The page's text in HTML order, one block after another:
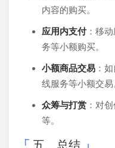
内容的购买。
应用内支付：移
务等小额购买。
小额商品交易 ：
线服务等小额交易
众筹与打赏 ：对
等。
五、总结